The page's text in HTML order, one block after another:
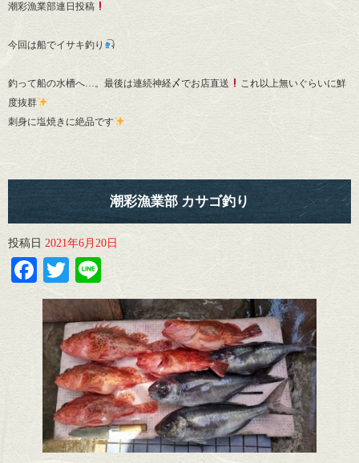
潮彩漁業部連日投稿
今回は船でイサキ釣り
釣って船の水槽へ…。最後は連続神経〆でお店直送
これ以上無いぐらいに鮮
度抜群
刺身に塩焼きに絶品です
潮彩漁業部 カサゴ釣り
投稿日 2021年6月20日
Facebook
Twitter